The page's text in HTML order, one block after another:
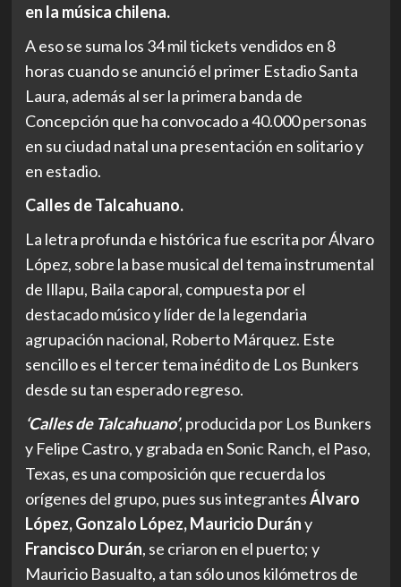
en la música chilena.
A eso se suma los 34 mil tickets vendidos en 8
horas cuando se anunció el primer Estadio Santa
Laura, además al ser la primera banda de
Concepción que ha convocado a 40.000 personas
en su ciudad natal una presentación en solitario y
en estadio.
Calles de Talcahuano.
La letra profunda e histórica fue escrita por Álvaro
López, sobre la base musical del tema instrumental
de Illapu, Baila caporal, compuesta por el
destacado músico y líder de la legendaria
agrupación nacional, Roberto Márquez. Este
sencillo es el tercer tema inédito de Los Bunkers
desde su tan esperado regreso.
‘Calles de Talcahuano’, producida por Los Bunkers
y Felipe Castro, y grabada en Sonic Ranch, el Paso,
Texas, es una composición que recuerda los
orígenes del grupo, pues sus integrantesÁlvaro
López, Gonzalo López, Mauricio Durány
Francisco Durán, se criaron en el puerto; y
Mauricio Basualto, a tan sólo unos kilómetros de